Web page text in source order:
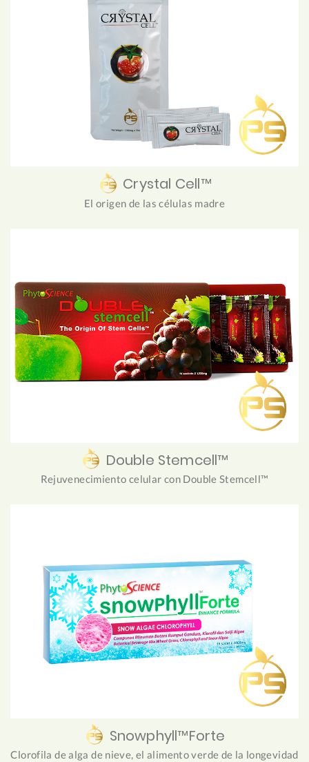
Crystal Cell™
El origen de las células madre
Double Stemcell™
Rejuvenecimiento celular con Double Stemcell™
Snowphyll™Forte
Clorofila de alga de nieve, el alimento verde de la longevidad